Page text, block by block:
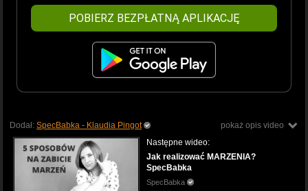
POBIERZ BEZPŁATNĄ APLIKACJĘ
pokaż opis video
Dodał: SpecBabka - Klaudia Pingot
Następne wideo:
Jak realizować MARZENIA?
SpecBabka
SpecBabka